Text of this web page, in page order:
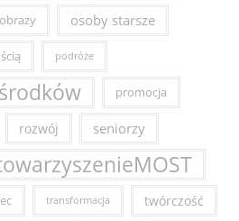
obrazy osoby starsze
podróże
promocja
rozwój seniorzy
transformacja twórczość